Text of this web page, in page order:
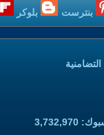
بنترست بلوكر